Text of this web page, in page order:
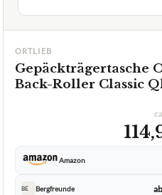
ORTLIEB
Gepäckträgertasche
Back-Roller Classic
Amazon
BE Bergfreunde